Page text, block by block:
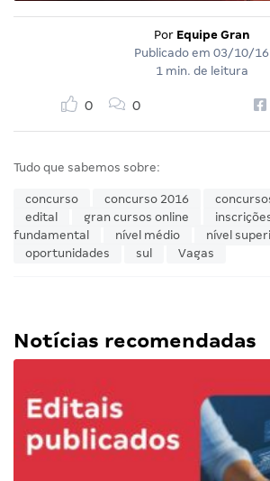
Por Equipe Gran
Publicado em 03/10/16
1 min. de leitura
0 0
Tudo que sabemos sobre:
concurso concurso 2016
edital
gran cursos online
fundamental
nível médio
nível
oportunidades
sul Vagas
Notícias recomendadas